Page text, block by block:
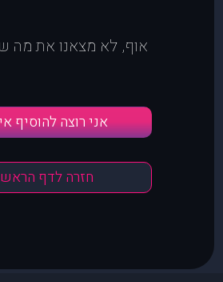
אוף, לא מצאנו את מה
אני רוצה להוסיף
חזרה לדף